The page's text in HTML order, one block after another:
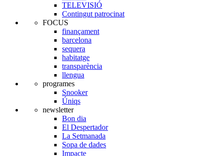
TELEVISIÓ
Contingut patrocinat
FOCUS
finançament
barcelona
sequera
habitatge
transparència
llengua
programes
Snooker
Úniqs
newsletter
Bon dia
El Despertador
La Setmanada
Sopa de dades
Impacte